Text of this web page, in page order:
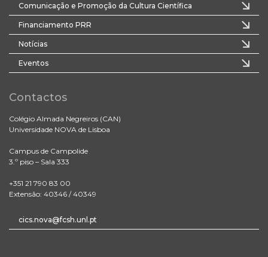
Comunicação e Promoção da Cultura Científica
Financiamento PRR
Notícias
Eventos
Contactos
Colégio Almada Negreiros (CAN)
Universidade NOVA de Lisboa
Campus de Campolide
3.º piso – Sala 333
+351 21 790 83 00
Extensão: 40346 / 40349
cics.nova@fcsh.unl.pt